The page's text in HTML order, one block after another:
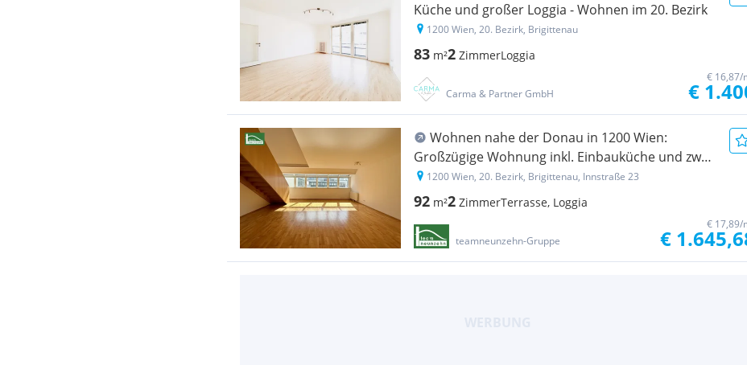
Küche und großer Loggia - Wohnen im 20. Bezirk
1200 Wien, 20. Bezirk, Brigittenau
83 m²2 ZimmerLoggia
Carma & Partner GmbH
€ 16,87/
€
Wohnen nahe der Donau in 1200 Wien:
Großzügige Wohnung inkl. Einbauküche und zwei
Freiflächen!
1200 Wien, 20. Bezirk, Brigittenau, Innstraße 23
92 m²2 ZimmerTerrasse, Loggia
teamneunzehn-Gruppe
€ 17,89/
€